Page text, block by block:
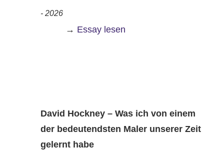
- 2026
→ Essay lesen
David Hockney – Was ich von einem
der bedeutendsten Maler unserer Zeit
gelernt habe